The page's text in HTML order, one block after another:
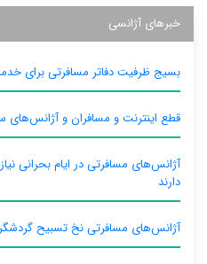
خبرهای آژانسی
بسیج ظرفیت دفاتر مسافرتی برای
قطع اینترنت و مسافران و آژانس‌های
آژانس‌های مسافرتی در ایام بحرانی
دارند
آژانس‌های مسافرتی نخ تسبیح